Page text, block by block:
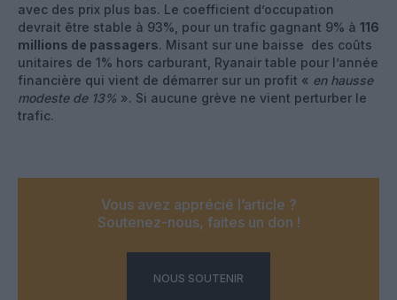
avec des prix plus bas. Le coefficient d’occupation
devrait être stable à 93%, pour un trafic gagnant 9% à 116
millions de passagers. Misant sur une baisse des coûts
unitaires de 1% hors carburant, Ryanair table pour l’année
financière qui vient de démarrer sur un profit « en hausse
modeste de 13% ». Si aucune grève ne vient perturber le
trafic.
Vous avez apprécié l’article ?
Soutenez-nous, faites un don !
NOUS SOUTENIR